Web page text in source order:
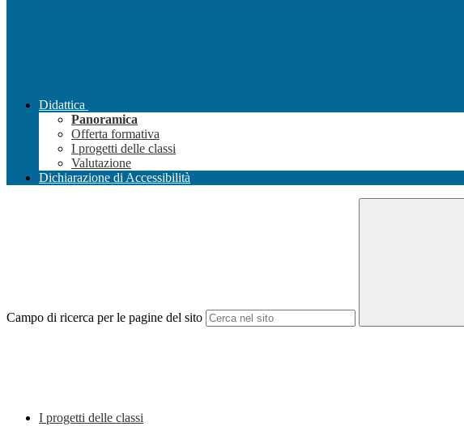
Didattica
Panoramica
Offerta formativa
I progetti delle classi
Valutazione
Dichiarazione di Accessibilità
Campo di ricerca per le pagine del sito
I progetti delle classi